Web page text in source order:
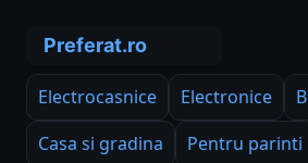
Electrocasnice Electronice
Casa si gradina
Pentru parinti